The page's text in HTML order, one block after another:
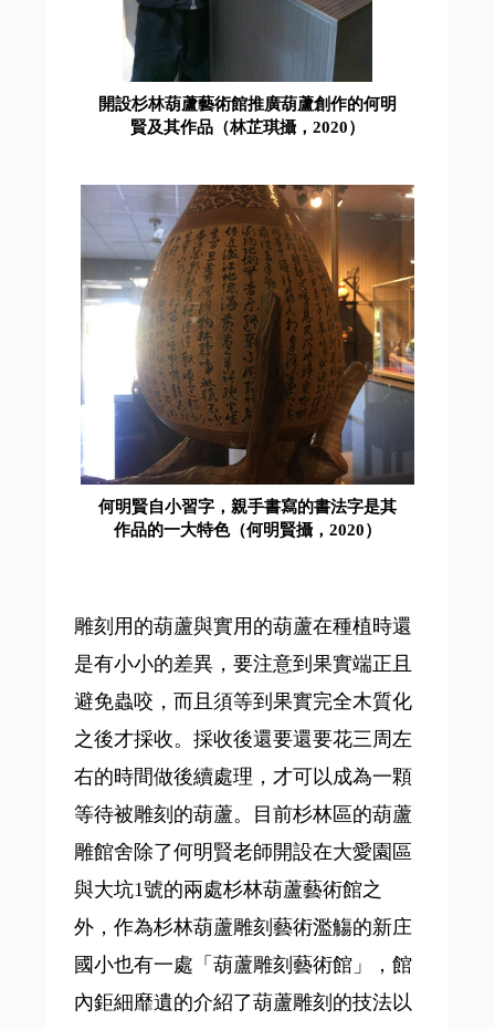
開設杉林葫蘆藝術館推廣葫蘆創作的何明
賢及其作品（林芷琪攝，2020）
何明賢自小習字，親手書寫的書法字是其
作品的一大特色（何明賢攝，2020）
雕刻用的葫蘆與實用的葫蘆在種植時還
是有小小的差異，要注意到果實端正且
避免蟲咬，而且須等到果實完全木質化
之後才採收。採收後還要還要花三周左
右的時間做後續處理，才可以成為一顆
等待被雕刻的葫蘆。目前杉林區的葫蘆
雕館舍除了何明賢老師開設在大愛園區
與大坑1號的兩處杉林葫蘆藝術館之
外，作為杉林葫蘆雕刻藝術濫觴的新庄
國小也有一處「葫蘆雕刻藝術館」，館
內鉅細靡遺的介紹了葫蘆雕刻的技法以